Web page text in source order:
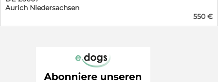
Aurich Niedersachsen
550 €